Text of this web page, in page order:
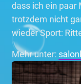
dass ich ein paar
trotzdem nicht
wieder Sport:
Mehr unter: